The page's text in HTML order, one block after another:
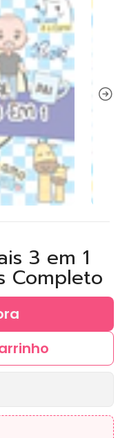
3 em 1
Completo